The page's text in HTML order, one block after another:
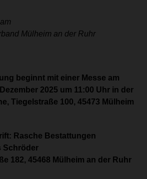
Mülheim an der Ruhr
beginnt mit einer Messe am
2025 um 11:00 Uhr in der
Tiegelstraße 100, 45473 Mülheim
Rasche Bestattungen
Schröder
182, 45468 Mülheim an der Ruhr